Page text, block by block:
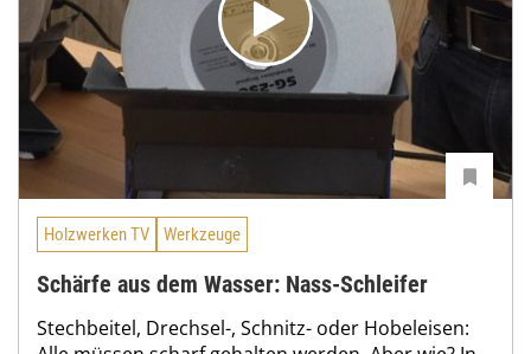
Holzwerken TV Werkzeuge
Schärfe aus dem Wasser: Nass-Schleifer
Stechbeitel, Drechsel-, Schnitz- oder Hobeleisen: